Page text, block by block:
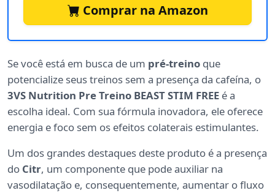
Comprar na Amazon
Se você está em busca de um pré-treino que
potencialize seus treinos sem a presença da cafeína, o
3VS Nutrition Pre Treino BEAST STIM FREE é a
escolha ideal. Com sua fórmula inovadora, ele oferece
energia e foco sem os efeitos colaterais estimulantes.
Um dos grandes destaques deste produto é a presença
do Citr, um componente que pode auxiliar na
vasodilatação e, consequentemente, aumentar o fluxo